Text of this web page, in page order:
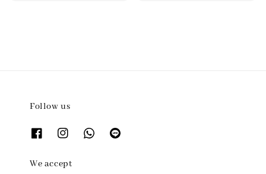
Follow us
We accept